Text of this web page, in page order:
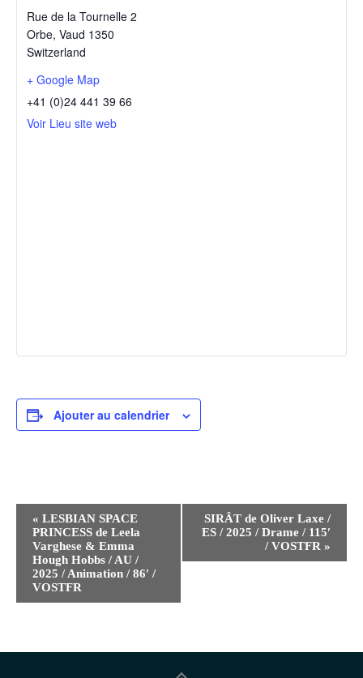
Rue de la Tournelle 2
Orbe, Vaud 1350
Switzerland
+ Google Map
+41 (0)24 441 39 66
Voir Lieu site web
Ajouter au calendrier
Navigation
Évènement
« LESBIAN SPACE
PRINCESS de Leela
Varghese & Emma
Hough Hobbs / AU /
2025 / Animation / 86′ /
VOSTFR
SIRÂT de Oliver Laxe /
ES / 2025 / Drame / 115′
/ VOSTFR »